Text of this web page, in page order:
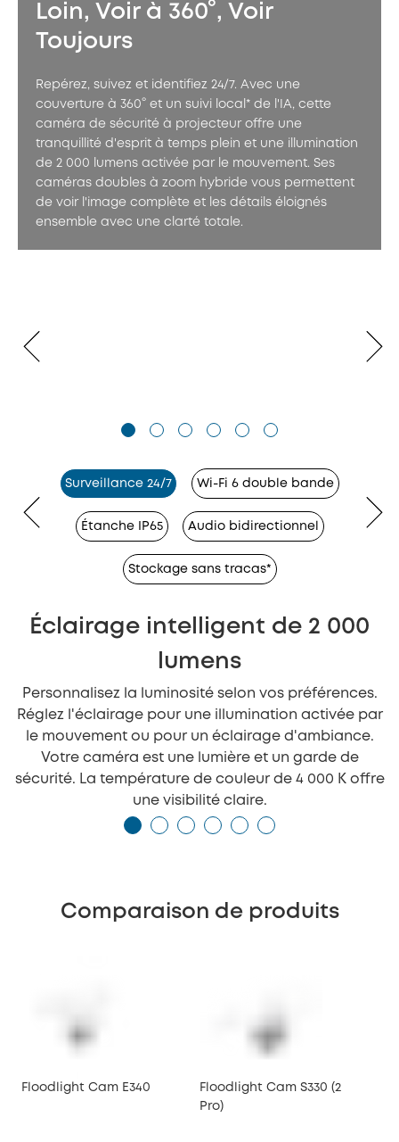
Loin, Voir à 360°, Voir
Toujours
Repérez, suivez et identifiez 24/7. Avec une
couverture à 360° et un suivi local* de l'IA, cette
caméra de sécurité à projecteur offre une
tranquillité d'esprit à temps plein et une illumination
de 2 000 lumens activée par le mouvement. Ses
caméras doubles à zoom hybride vous permettent
de voir l'image complète et les détails éloignés
ensemble avec une clarté totale.
Surveillance 24/7 Wi-Fi 6 double bande
Étanche IP65 Audio bidirectionnel
Stockage sans tracas*
Éclairage intelligent de 2 000
lumens
Personnalisez la luminosité selon vos préférences.
Réglez l'éclairage pour une illumination activée par
le mouvement ou pour un éclairage d'ambiance.
Votre caméra est une lumière et un garde de
sécurité. La température de couleur de 4 000 K offre
une visibilité claire.
Comparaison de produits
Floodlight Cam E340
Floodlight Cam S330 (2
Pro)